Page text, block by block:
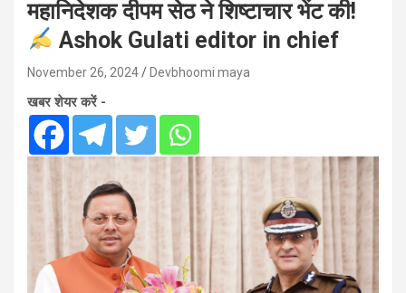
महानिदेशक दीपम सेठ ने शिष्टाचार भेंट की!
Ashok Gulati editor in chief
November 26, 2024 Devbhoomi maya
खबर शेयर करें -